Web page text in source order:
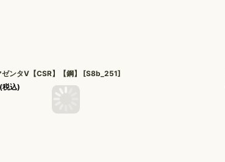
ンタV【CSR】【鋼】 [S8b_251]
(税込)